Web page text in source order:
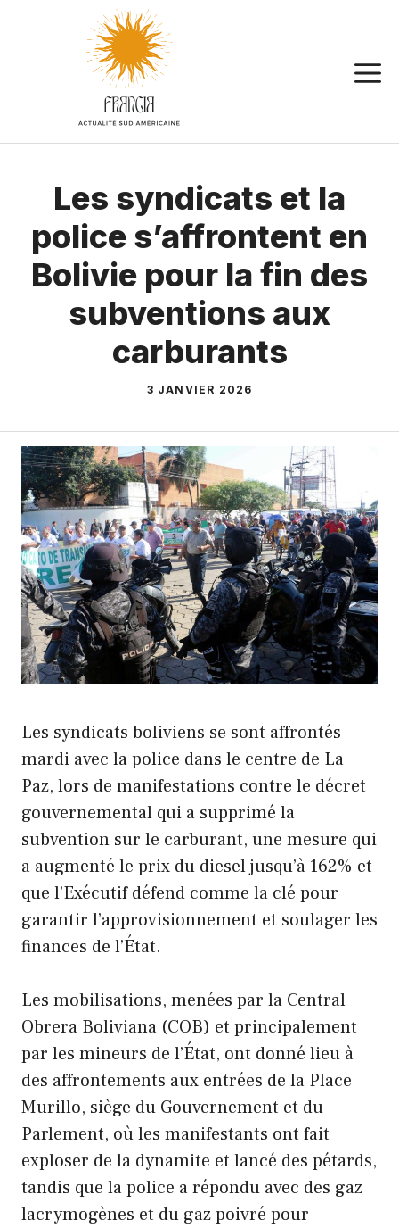
Les syndicats et la
police s’affrontent en
Bolivie pour la fin des
subventions aux
carburants
3 JANVIER 2026
Les syndicats boliviens se sont affrontés
mardi avec la police dans le centre de La
Paz, lors de manifestations contre le décret
gouvernemental qui a supprimé la
subvention sur le carburant, une mesure qui
a augmenté le prix du diesel jusqu’à 162% et
que l’Exécutif défend comme la clé pour
garantir l’approvisionnement et soulager les
finances de l’État.
Les mobilisations, menées par la Central
Obrera Boliviana (COB) et principalement
par les mineurs de l’État, ont donné lieu à
des affrontements aux entrées de la Place
Murillo, siège du Gouvernement et du
Parlement, où les manifestants ont fait
exploser de la dynamite et lancé des pétards,
tandis que la police a répondu avec des gaz
lacrymogènes et du gaz poivré pour